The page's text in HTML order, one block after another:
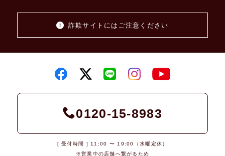
詐欺サイトにはご注意ください
0120-15-8983
[ 受付時間 ] 11:00 〜 19:00（水曜定休）
※営業中の店舗へ繋がるため